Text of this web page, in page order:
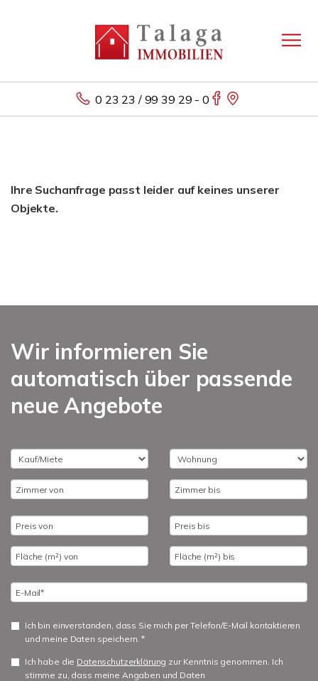
0 23 23 / 99 39 29 - 0
Ihre Suchanfrage passt leider auf keines unserer
Objekte.
Wir informieren Sie
automatisch über passende
neue Angebote
Ich bin einverstanden, dass Sie mich per Telefon/E-Mail kontaktieren
und meine Daten speichern. *
Ich habe die Datenschutzerklärung zur Kenntnis genommen. Ich
stimme zu, dass meine Angaben und Daten